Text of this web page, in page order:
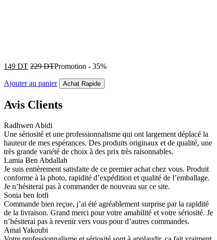
149 DT 229DTPromotion - 35%
Ajouter au panier Achat Rapide
Avis Clients
Radhwen Abidi
Une sériosité et une professionnalisme qui ont largement déplacé la
hauteur de mes espérances. Des produits originaux et de qualité, une
très grande variété de choix à des prix très raisonnables.
Lamia Ben Abdallah
Je suis entièrement satisfaite de ce premier achat chez vous. Produit
conforme à la photo, rapidité d’expédition et qualité de l’emballage.
Je n’hésiterai pas à commander de nouveau sur ce site.
Sonia ben lotfi
Commande bien reçue, j’ai été agréablement surprise par la rapidité
de la livraison. Grand merci pour votre amabilité et votre sériosité. Je
n’hésiterai pas à revenir vers vous pour d’autres commandes.
Amal Yakoubi